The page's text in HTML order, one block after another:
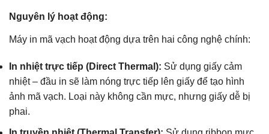
Nguyên lý hoạt động:
Máy in mã vạch hoạt động dựa trên hai công nghệ chính:
In nhiệt trực tiếp (Direct Thermal): Sử dụng giấy cảm
nhiệt – đầu in sẽ làm nóng trực tiếp lên giấy để tạo hình
ảnh mã vạch. Loại này không cần mực, nhưng giấy dễ bị
phai.